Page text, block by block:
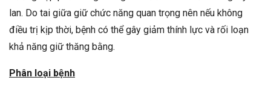
lan. Do tai giữa giữ chức năng quan trọng nên nếu không
điều trị kịp thời, bệnh có thể gây giảm thính lực và rối loạn
khả năng giữ thăng bằng.
Phân loại bệnh